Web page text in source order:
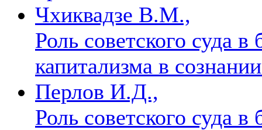
Чхиквадзе В.М.,
Роль советского суда
капитализма в
Перлов И.Д.,
Роль советского суда